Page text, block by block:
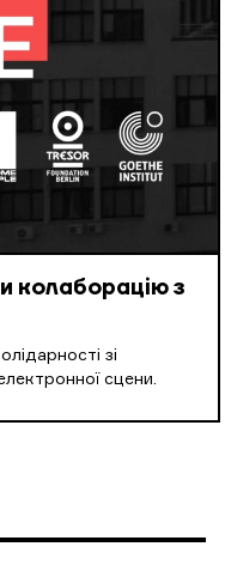
колаборацію з
зі
сцени.